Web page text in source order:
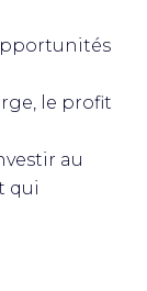
le profit
au
qui